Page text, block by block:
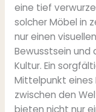
eine tief
solcher Möbel in
nur einen
Bewusstsein und
Kultur. Ein
Mittelpunkt eines
zwischen den
bieten nicht nur